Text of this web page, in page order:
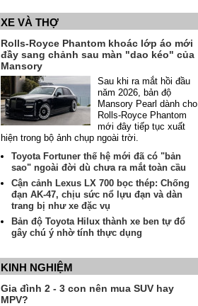
XE VÀ THỢ
Rolls-Royce Phantom khoác lớp áo mới
đầy sang chảnh sau màn "dao kéo" của
Mansory
Sau khi ra mắt hồi đầu
năm 2026, bản độ
Mansory Pearl dành cho
Rolls-Royce Phantom
mới đây tiếp tục xuất
hiện trong bộ ảnh chụp ngoài trời.
Toyota Fortuner thế hệ mới đã có "bản
sao" ngoài đời dù chưa ra mắt toàn cầu
Cận cảnh Lexus LX 700 bọc thép: Chống
đạn AK-47, chịu sức nổ lựu đạn và dàn
trang bị như xe đặc vụ
Bản độ Toyota Hilux thành xe ben tự đổ
gây chú ý nhờ tính thực dụng
KINH NGHIỆM
Gia đình 2 - 3 con nên mua SUV hay
MPV?